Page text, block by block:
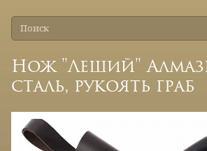
Нож "Леший"
сталь, рукоять граб